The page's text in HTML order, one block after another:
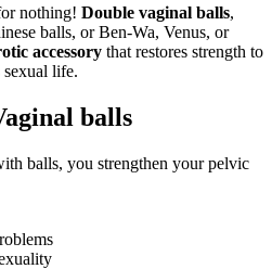
nothing! Double vaginal balls,
balls, or Ben-Wa, Venus, or
accessory that restores strength to
sexual life.
balls
balls, you strengthen your pelvic